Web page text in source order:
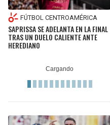
FÚTBOL CENTROAMÉRICA
SAPRISSA SE ADELANTA EN LA FINAL
TRAS UN DUELO CALIENTE ANTE
HEREDIANO